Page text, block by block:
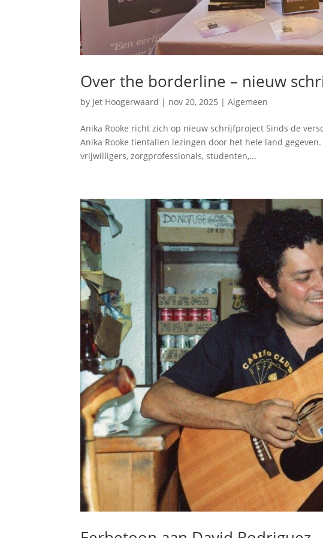
Over the borderline – nieuw
by Jet Hoogerwaard | nov 20, 2025 |Algemeen
Anika Rooke richt zich op nieuw schrijfproject Sinds de
Anika Rooke tientallen lezingen door het hele land
vrijwilligers, zorgprofessionals, studenten,...